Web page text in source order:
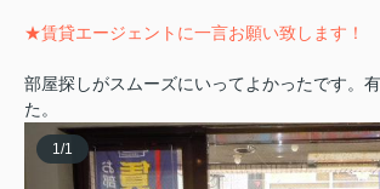
★賃貸エージェントに一言お願い致します！
部屋探しがスムーズにいってよかったです。
た。
1/1